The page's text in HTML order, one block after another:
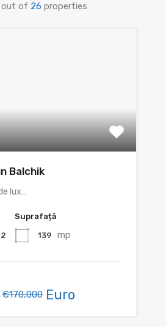
out of 26 properties
Balchik
lux…
2
Suprafață
139 mp
€170,000 Euro